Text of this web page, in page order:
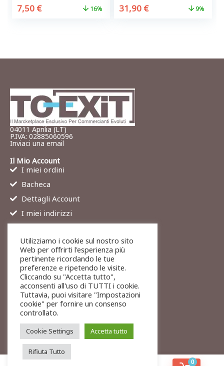
0
7,50 € 16% 31,90 € 9%
04011 Aprilia (LT)
P.IVA: 02885060596
Inviaci una email
Il Mio Account
I miei ordini
Bacheca
Dettagli Account
I miei indirizzi
Chi siamo
Services
Blog
Contatti
Legali
Termini di servizio
Resi e rimborsi
Utilizziamo i cookie sul nostro sito
Web per offrirti l'esperienza più
pertinente ricordando le tue
preferenze e ripetendo le visite.
Cliccando su "Accetta tutto",
acconsenti all'uso di TUTTI i cookie.
Tuttavia, puoi visitare "Impostazioni
cookie" per fornire un consenso
controllato.
Cookie Settings Accetta tutto
Rifiuta Tutto